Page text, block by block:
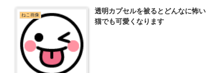
ねこ画像
透明カプセルを被るとどんなに怖い
猫でも可愛くなります